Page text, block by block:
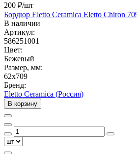
200 ₽/шт
Бордюр Eletto Ceramica Eletto Chiron
В наличии
Артикул:
586251001
Цвет:
Бежевый
Размер, мм:
62x709
Бренд:
Eletto Ceramica (Россия)
В корзину